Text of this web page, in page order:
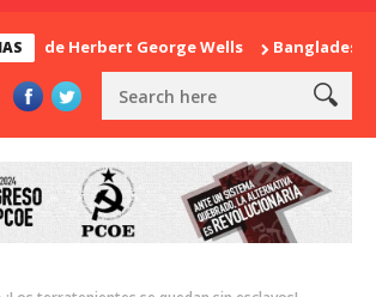
de Herbert George Wells Bangladesh: